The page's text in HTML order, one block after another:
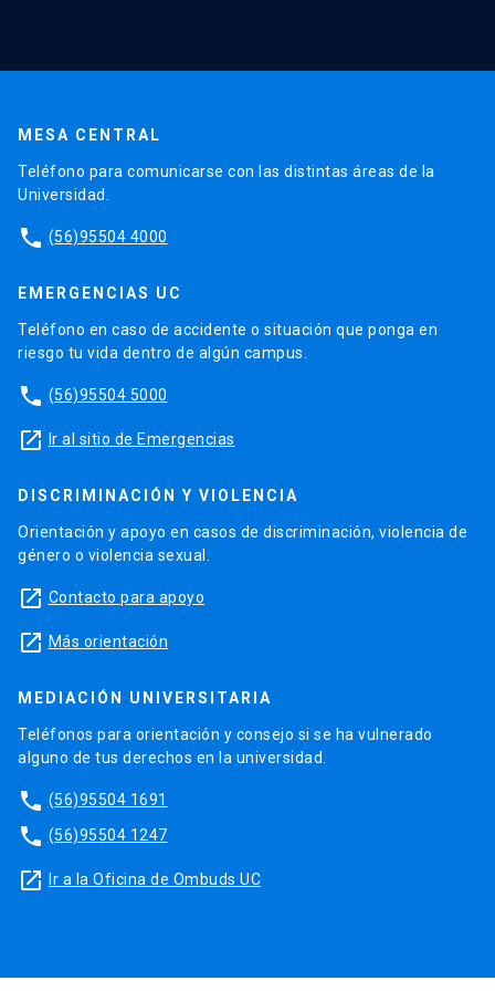
MESA CENTRAL
Teléfono para comunicarse con las distintas áreas de la
Universidad.
phone (56)95504 4000
EMERGENCIAS UC
Teléfono en caso de accidente o situación que ponga en
riesgo tu vida dentro de algún campus.
phone (56)95504 5000
launch Ir al sitio de Emergencias
DISCRIMINACIÓN Y VIOLENCIA
Orientación y apoyo en casos de discriminación, violencia de
género o violencia sexual.
launch Contacto para apoyo
launch Más orientación
MEDIACIÓN UNIVERSITARIA
Teléfonos para orientación y consejo si se ha vulnerado
alguno de tus derechos en la universidad.
phone (56)95504 1691
phone (56)95504 1247
launch Ir a la Oficina de Ombuds UC